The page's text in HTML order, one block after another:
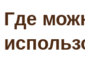
Где